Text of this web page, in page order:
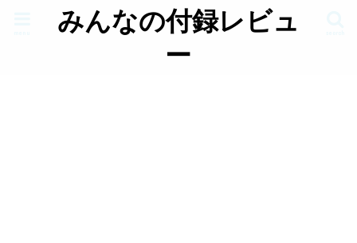
みんなの付録レビュ
ー